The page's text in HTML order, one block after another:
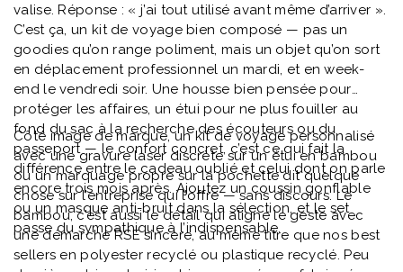
valise. Réponse : « j’ai tout utilisé avant même d’arriver ».
C’est ça, un kit de voyage bien composé — pas un
goodies qu’on range poliment, mais un objet qu’on sort
en déplacement professionnel un mardi, et en week-
end le vendredi soir. Une housse bien pensée pour
protéger les affaires, un étui pour ne plus fouiller au
fond du sac à la recherche des écouteurs ou du
passeport — le confort concret, c’est ce qui fait la
différence entre le cadeau oublié et celui dont on parle
encore trois mois après. Ajoutez un coussin gonflable
ou un masque anti-bruit dans la sélection, et le set
passe du sympathique à l’indispensable.
Côté image de marque, un kit de voyage personnalisé
avec une gravure laser discrète sur un étui en bambou
ou un marquage propre sur la pochette dit quelque
chose sur l’entreprise qui l’offre — sans discours. Le
bambou, c’est aussi le détail qui aligne le geste avec
une démarche RSE sincère, au même titre que nos best
sellers en polyester recyclé ou plastique recyclé. Peu